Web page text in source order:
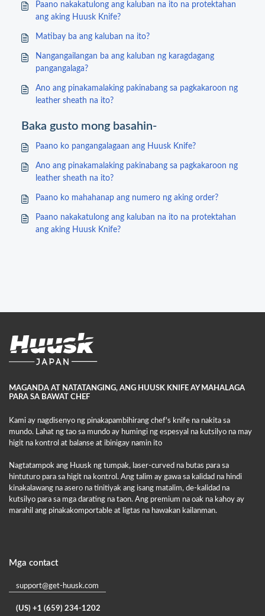
Paano nakakatulong ang kaluban na ito na protektahan
ang aking Huusk Knife?
Matibay ba ang kaluban na ito?
Nangangailangan ba ang kaluban ng karagdagang
pangangalaga?
Ano ang pinakamalaking pakinabang sa pagkakaroon ng
leather sheath na ito?
Baka gusto mong basahin-
Paano ko pangangalagaan ang Huusk Knife?
Ano ang pinakamalaking pakinabang sa pagkakaroon ng
leather sheath na ito?
Paano ko mahahanap ang numero ng aking order?
Paano nakakatulong ang kaluban na ito na protektahan
ang aking Huusk Knife?
MAGANDA AT NATATANGING, ANG HUUSK KNIFE AY MAHALAGA
PARA SA BAWAT CHEF
Kami ay nagdisenyo ng pinakapambihirang chef's knife na nakita sa
mundo. Lahat ng tao sa mundo ay humingi ng espesyal na kutsilyo na may
higit na kontrol at balanse at ibinigay namin ito
Nagtatampok ang Huusk ng tumpak, laser-curved na butas para sa
hintuturo para sa higit na kontrol. Ang talim ay gawa sa kalidad na hindi
kinakalawang na asero na tinitiyak ang isang matalim, de-kalidad na
kutsilyo para sa mga darating na taon. Ang premium na oak na kahoy ay
marahil ang pinakakomportable at ligtas na hawakan kailanman.
Mga contact
support@get-huusk.com
(US) +1 (659) 234-1202